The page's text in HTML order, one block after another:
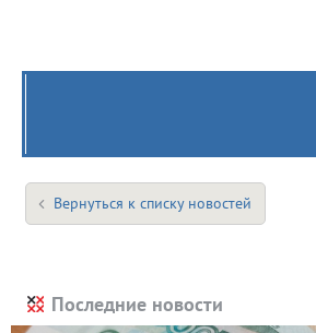
Вернуться к списку новостей
Последние новости